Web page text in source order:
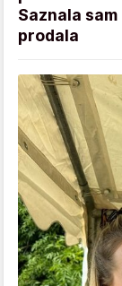
Saznala
prodala